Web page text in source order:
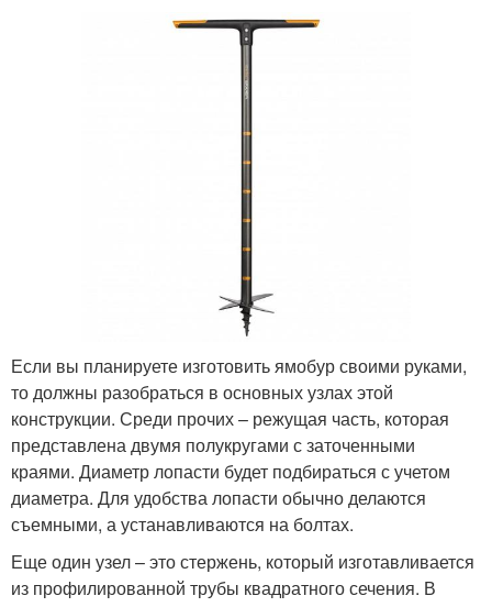
Если вы планируете изготовить ямобур своими руками,
то должны разобраться в основных узлах этой
конструкции. Среди прочих – режущая часть, которая
представлена двумя полукругами с заточенными
краями. Диаметр лопасти будет подбираться с учетом
диаметра. Для удобства лопасти обычно делаются
съемными, а устанавливаются на болтах.
Еще один узел – это стержень, который изготавливается
из профилированной трубы квадратного сечения. В